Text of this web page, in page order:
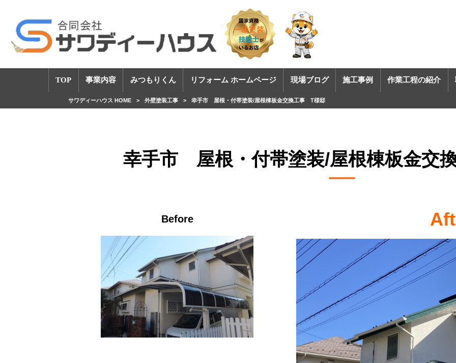
TOP 事業内容 みつもりくん リフォーム ホームページ 現場ブログ 施工事例 作業工程の紹介
サワディーハウス HOME > 外壁塗装工事 > 幸手市 屋根・付帯塗装/屋根棟板金交換工事 T様邸
幸手市 屋根・付帯塗装/屋根棟板金交
Before